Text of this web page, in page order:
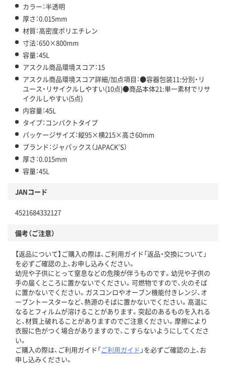
カラー：半透明
厚さ：0.015mm
材質：高密度ポリエチレン
寸法：650×800mm
容量：45L
アスクル商品環境スコア：15
アスクル商品環境スコア詳細/加点項目：●容器包装11:分別・リ
ユース・リサイクルしやすい(10点)●商品本体21:単一素材でリサ
イクルしやすい(5点)
内容量：45L
タイプ：コンパクトタイプ
パッケージサイズ：縦95×横215×高さ60mm
ブランド：ジャパックス（JAPACK’S）
厚さ：0.015mm
容量：45L
JANコード
4521684332127
備考（ご注意）
【返品について】ご購入の際は、ご利用ガイド「返品・交換について」
を必ずご確認の上、お申し込みください。
幼児や子供にとって窒息などの危険が伴うものです。幼児や子供の
手の届くところに置かないでください。可燃物ですので、火のそば
に置かないでください。ガスコンロやオーブン機能付きレンジ、オ
ーブントースターなど、熱源のそばに置かないでください。高温に
なるとフィルムが溶けることがあります。突起のあるものを入れる
と、材質上破れることがありますのでご注意ください。摩擦により
衣服に色がつく場合がありますので、こすらないようにしてくださ
い。
ご購入の際は、ご利用ガイド「ご利用ガイド 」を必ずご確認の上、お
申し込みください。